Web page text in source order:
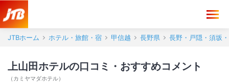
JTBホーム ホテル・旅館・宿 甲信越 長野県 長野・戸隠・須坂
上山田ホテルの口コミ・おすすめコメント
（ カミヤマダホテル）